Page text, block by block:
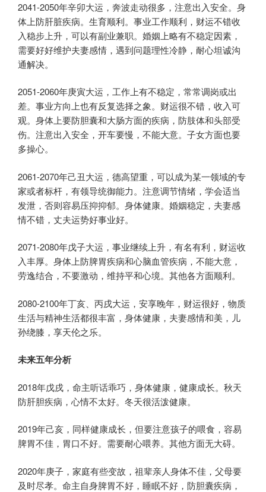
2041-2050年辛卯大运，奔波走动很多，注意出入安全。身
体上防肝脏疾病。生育顺利。事业工作顺利，财运不错收
入稳步上升，可以有副业兼职。婚姻上略有不稳定因素，
需要好好维护夫妻感情，遇到问题理性冷静，耐心坦诚沟
通解决。
2051-2060年庚寅大运，工作上有不稳定，常常调岗或出
差。事业方向上也有反复选择之象。财运很不错，收入可
观。身体上要防胆囊和大肠方面的疾病，防肢体和头部受
伤。注意出入安全，开车要慢，不能大意。子女方面也要
多操心。
2061-2070年己丑大运，德高望重，可以成为某一领域的专
家或者标杆，有领导统御能力。注意调节情绪，学会适当
发泄，否则容易压抑抑郁。身体健康。婚姻稳定，夫妻感
情不错，丈夫运势好事业好。
2071-2080年戊子大运，事业继续上升，有名有利，财运收
入丰厚。身体上防脾胃疾病和心脑血管疾病，不能大意，
劳逸结合，不要激动，维持平和心境。其他各方面顺利。
2080-2100年丁亥、丙戌大运，安享晚年，财运很好，物质
生活与精神生活都很丰富，身体健康，夫妻感情和美，儿
孙绕膝，享天伦之乐。
未来五年分析
2018年戊戌，命主听话乖巧，身体健康，健康成长。秋天
防肝胆疾病，心情不太好。冬天很活泼健康。
2019年己亥，同样健康成长，但要注意孩子的喂食，容易
脾胃不佳，胃口不好。需要耐心喂养。其他方面无大碍。
2020年庚子，家庭有些变故，祖辈亲人身体不佳，父母要
及时尽孝。命主自身脾胃不好，睡眠不好，防胆囊疾病，